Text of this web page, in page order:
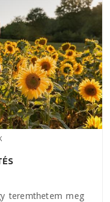
teremthetem meg